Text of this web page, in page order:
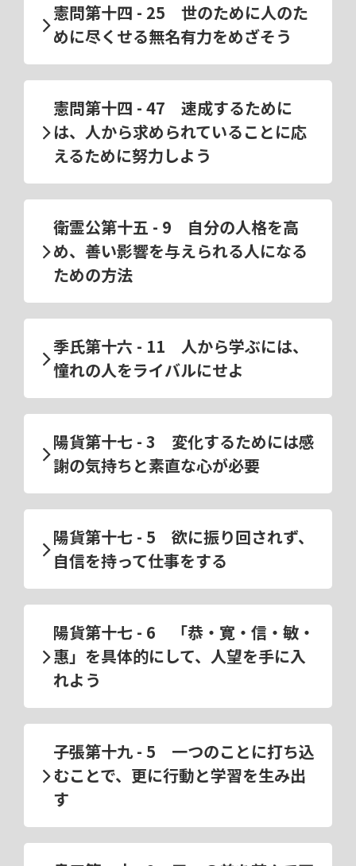
憲問第十四 - 25 世のために人のた
めに尽くせる無名有力をめざそう
憲問第十四 - 47 速成するために
は、人から求められていることに応
えるために努力しよう
衛霊公第十五 - 9 自分の人格を高
め、善い影響を与えられる人になる
ための方法
季氏第十六 - 11 人から学ぶには、
憧れの人をライバルにせよ
陽貨第十七 - 3 変化するためには感
謝の気持ちと素直な心が必要
陽貨第十七 - 5 欲に振り回されず、
自信を持って仕事をする
陽貨第十七 - 6 「恭・寛・信・敏・
惠」を具体的にして、人望を手に入
れよう
子張第十九 - 5 一つのことに打ち込
むことで、更に行動と学習を生み出
す